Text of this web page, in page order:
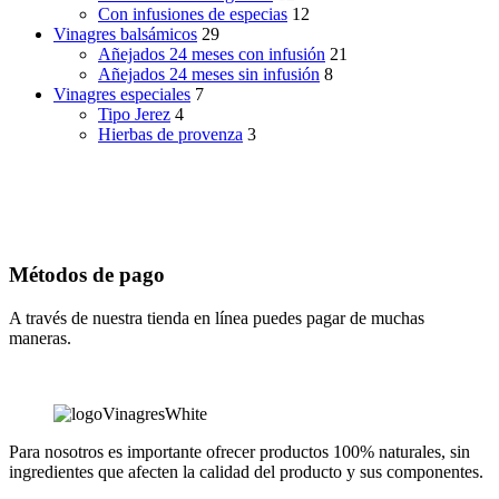
Con infusiones de especias 12
Vinagres balsámicos 29
Añejados 24 meses con infusión 21
Añejados 24 meses sin infusión 8
Vinagres especiales 7
Tipo Jerez 4
Hierbas de provenza 3
Métodos de pago
A través de nuestra tienda en línea puedes pagar de muchas
maneras.
Para nosotros es importante ofrecer productos 100% naturales, sin
ingredientes que afecten la calidad del producto y sus componentes.